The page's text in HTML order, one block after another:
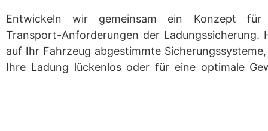
Entwickeln wir gemeinsam ein Konzept für
Transport-Anforderungen der Ladungssicherung.
auf Ihr Fahrzeug abgestimmte
Ihre Ladung lückenlos oder für eine optimale